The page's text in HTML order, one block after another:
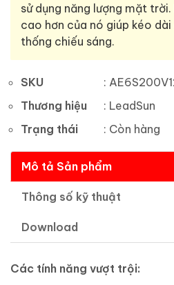
sử dụng năng lượng mặt
cao hơn của nó giúp kéo
thống chiếu sáng.
SKU :
Thương hiệu
: LeadSun
Trạng thái
: Còn hàng
Mô tả Sản phẩm
Thông số kỹ thuật
Download
Các tính năng vượt trội: